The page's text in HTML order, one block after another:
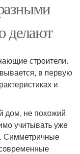
делают
строители.
в первую
и
дом, не похожий
учитывать уже
Симметричные